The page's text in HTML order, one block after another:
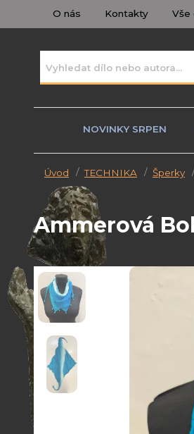
O nás Kontakty Vše
NOVINKY SRPEN
Úvod TECHNIKA Šperky
Ammerová